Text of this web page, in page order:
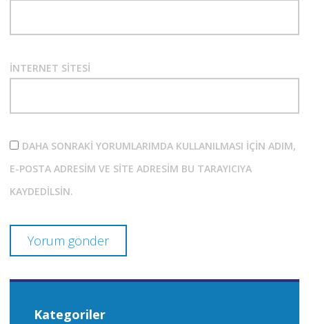
İNTERNET SITESI
DAHA SONRAKI YORUMLARIMDA KULLANILMASI IÇIN ADIM,
E-POSTA ADRESIM VE SITE ADRESIM BU TARAYICIYA
KAYDEDILSIN.
Kategoriler